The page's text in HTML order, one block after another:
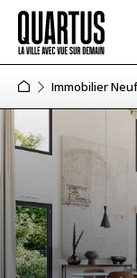
Immobilier Neuf